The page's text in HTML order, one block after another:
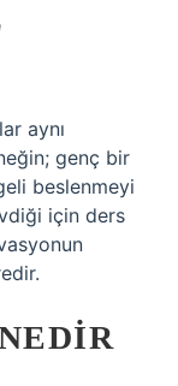
aynı
genç bir
beslenmeyi
için ders